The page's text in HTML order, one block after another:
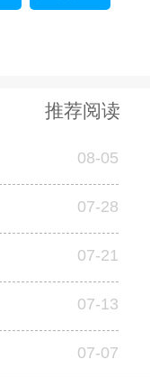
推荐阅读
08-05
07-28
07-21
07-13
07-07